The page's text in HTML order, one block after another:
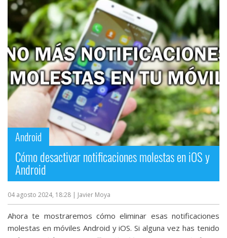
Android
Cómo desactivar notificaciones molestas en iOS y
Android
04 agosto 2024, 18:28 | Javier Moya
Ahora te mostraremos cómo eliminar esas notificaciones
molestas en móviles Android y iOS. Si alguna vez has tenido